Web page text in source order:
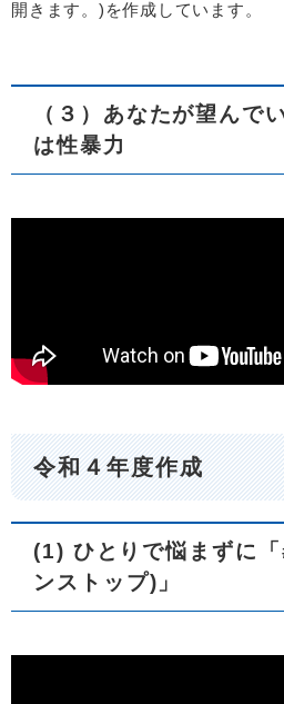
開きます。)を作成しています。
（３）あなたが望んで
は性暴力
令和４年度作成
(1) ひとりで悩まずに
ンストップ)」